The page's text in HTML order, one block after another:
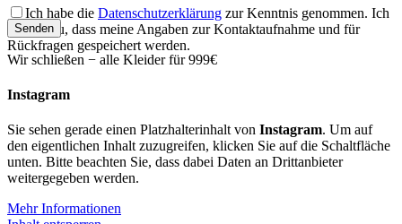
Ich habe die Datenschutzerklärung zur Kenntnis genommen. Ich
stimme zu, dass meine Angaben zur Kontaktaufnahme und für
Rückfragen gespeichert werden.
Wir schließen − alle Kleider für 999€
Insta­gram
Sie sehen gerade einen Platzhalterinhalt von Instagram. Um auf
den eigentlichen Inhalt zuzugreifen, klicken Sie auf die Schaltfläche
unten. Bitte beachten Sie, dass dabei Daten an Drittanbieter
weitergegeben werden.
Mehr Informationen